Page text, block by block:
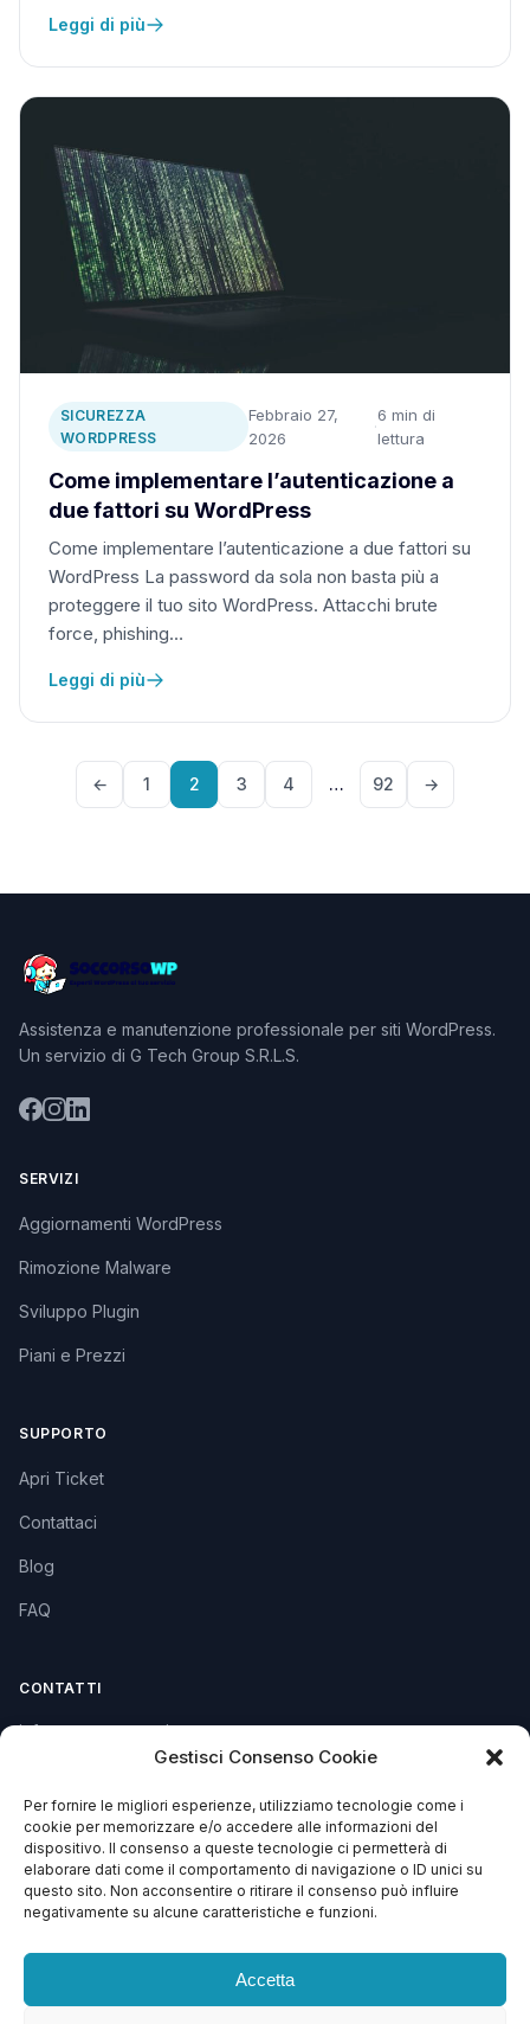
Gestisci Consenso Cookie
Per fornire le migliori esperienze, utilizziamo tecnologie come i
cookie per memorizzare e/o accedere alle informazioni del
dispositivo. Il consenso a queste tecnologie ci permetterà di
elaborare dati come il comportamento di navigazione o ID unici su
questo sito. Non acconsentire o ritirare il consenso può influire
negativamente su alcune caratteristiche e funzioni.
Accetta
Leggi di più
SICUREZZA
WORDPRESS
Febbraio 27,
2026
·
6 min di
lettura
Come implementare l’autenticazione a
due fattori su WordPress
Come implementare l’autenticazione a due fattori su
WordPress La password da sola non basta più a
proteggere il tuo sito WordPress. Attacchi brute
force, phishing…
Leggi di più
← 1 2 3 4 … 92 →
Assistenza e manutenzione professionale per siti WordPress.
Un servizio di G Tech Group S.R.L.S.
SERVIZI
Aggiornamenti WordPress
Rimozione Malware
Sviluppo Plugin
Piani e Prezzi
SUPPORTO
Apri Ticket
Contattaci
Blog
FAQ
CONTATTI
info@soccorsowp.it
PEC: gtechgroup@pec.it
Privacy Policy
Cookie Policy
Termini e Condizioni